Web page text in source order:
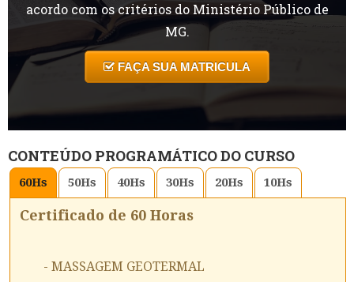
acordo com os critérios do Ministério Público de
MG.
FAÇA SUA MATRICULA
CONTEÚDO PROGRAMÁTICO DO CURSO
60Hs 50Hs 40Hs 30Hs 20Hs 10Hs
Certificado de 60 Horas
- MASSAGEM GEOTERMAL